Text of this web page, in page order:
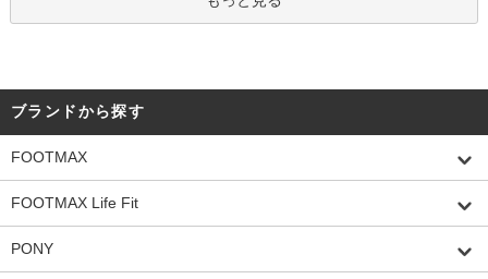
ブランドから探す
FOOTMAX
FOOTMAX Life Fit
PONY